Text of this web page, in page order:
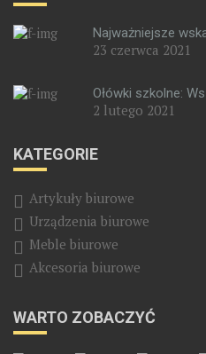
Najważniejsze
23 czerwca 2021
Ołówki szkolne:
2 lutego 2021
KATEGORIE
Artykuły biurowe
Urządzenia biurowe
Meble biurowe
Akcesoria biurowe
WARTO ZOBACZYĆ